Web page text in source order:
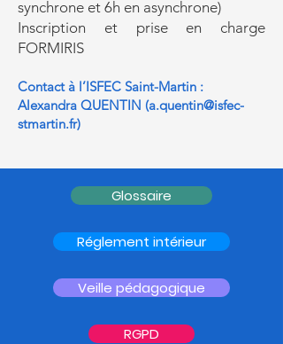
synchrone et 6h en asynchrone)
Inscription et prise en charge
FORMIRIS
Contact à l’ISFEC Saint-Martin :
Alexandra QUENTIN (a.quentin@isfec-
stmartin.fr)
Glossaire
Réglement intérieur
Veille pédagogique
RGPD